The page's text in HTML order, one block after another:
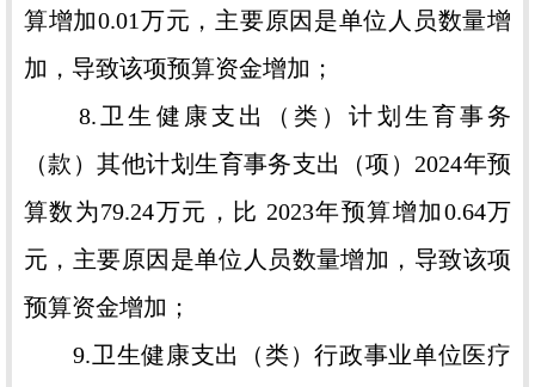
算增加0.01万元，主要原因是单位人员数量增
加，导致该项预算资金增加；
8.卫生健康支出（类）计划生育事务
（款）其他计划生育事务支出（项）2024年预
算数为79.24万元，比 2023年预算增加0.64万
元，主要原因是单位人员数量增加，导致该项
预算资金增加；
9.卫生健康支出（类）行政事业单位医疗